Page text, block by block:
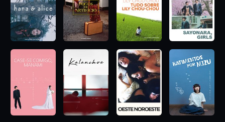
de guarda-chuva inesquecível e com uma atuação alegre e
magnética da estrela Takako Matsu, o filme é um clássico do
cinema de Shunji Iwai, lembrando um poema haicai.